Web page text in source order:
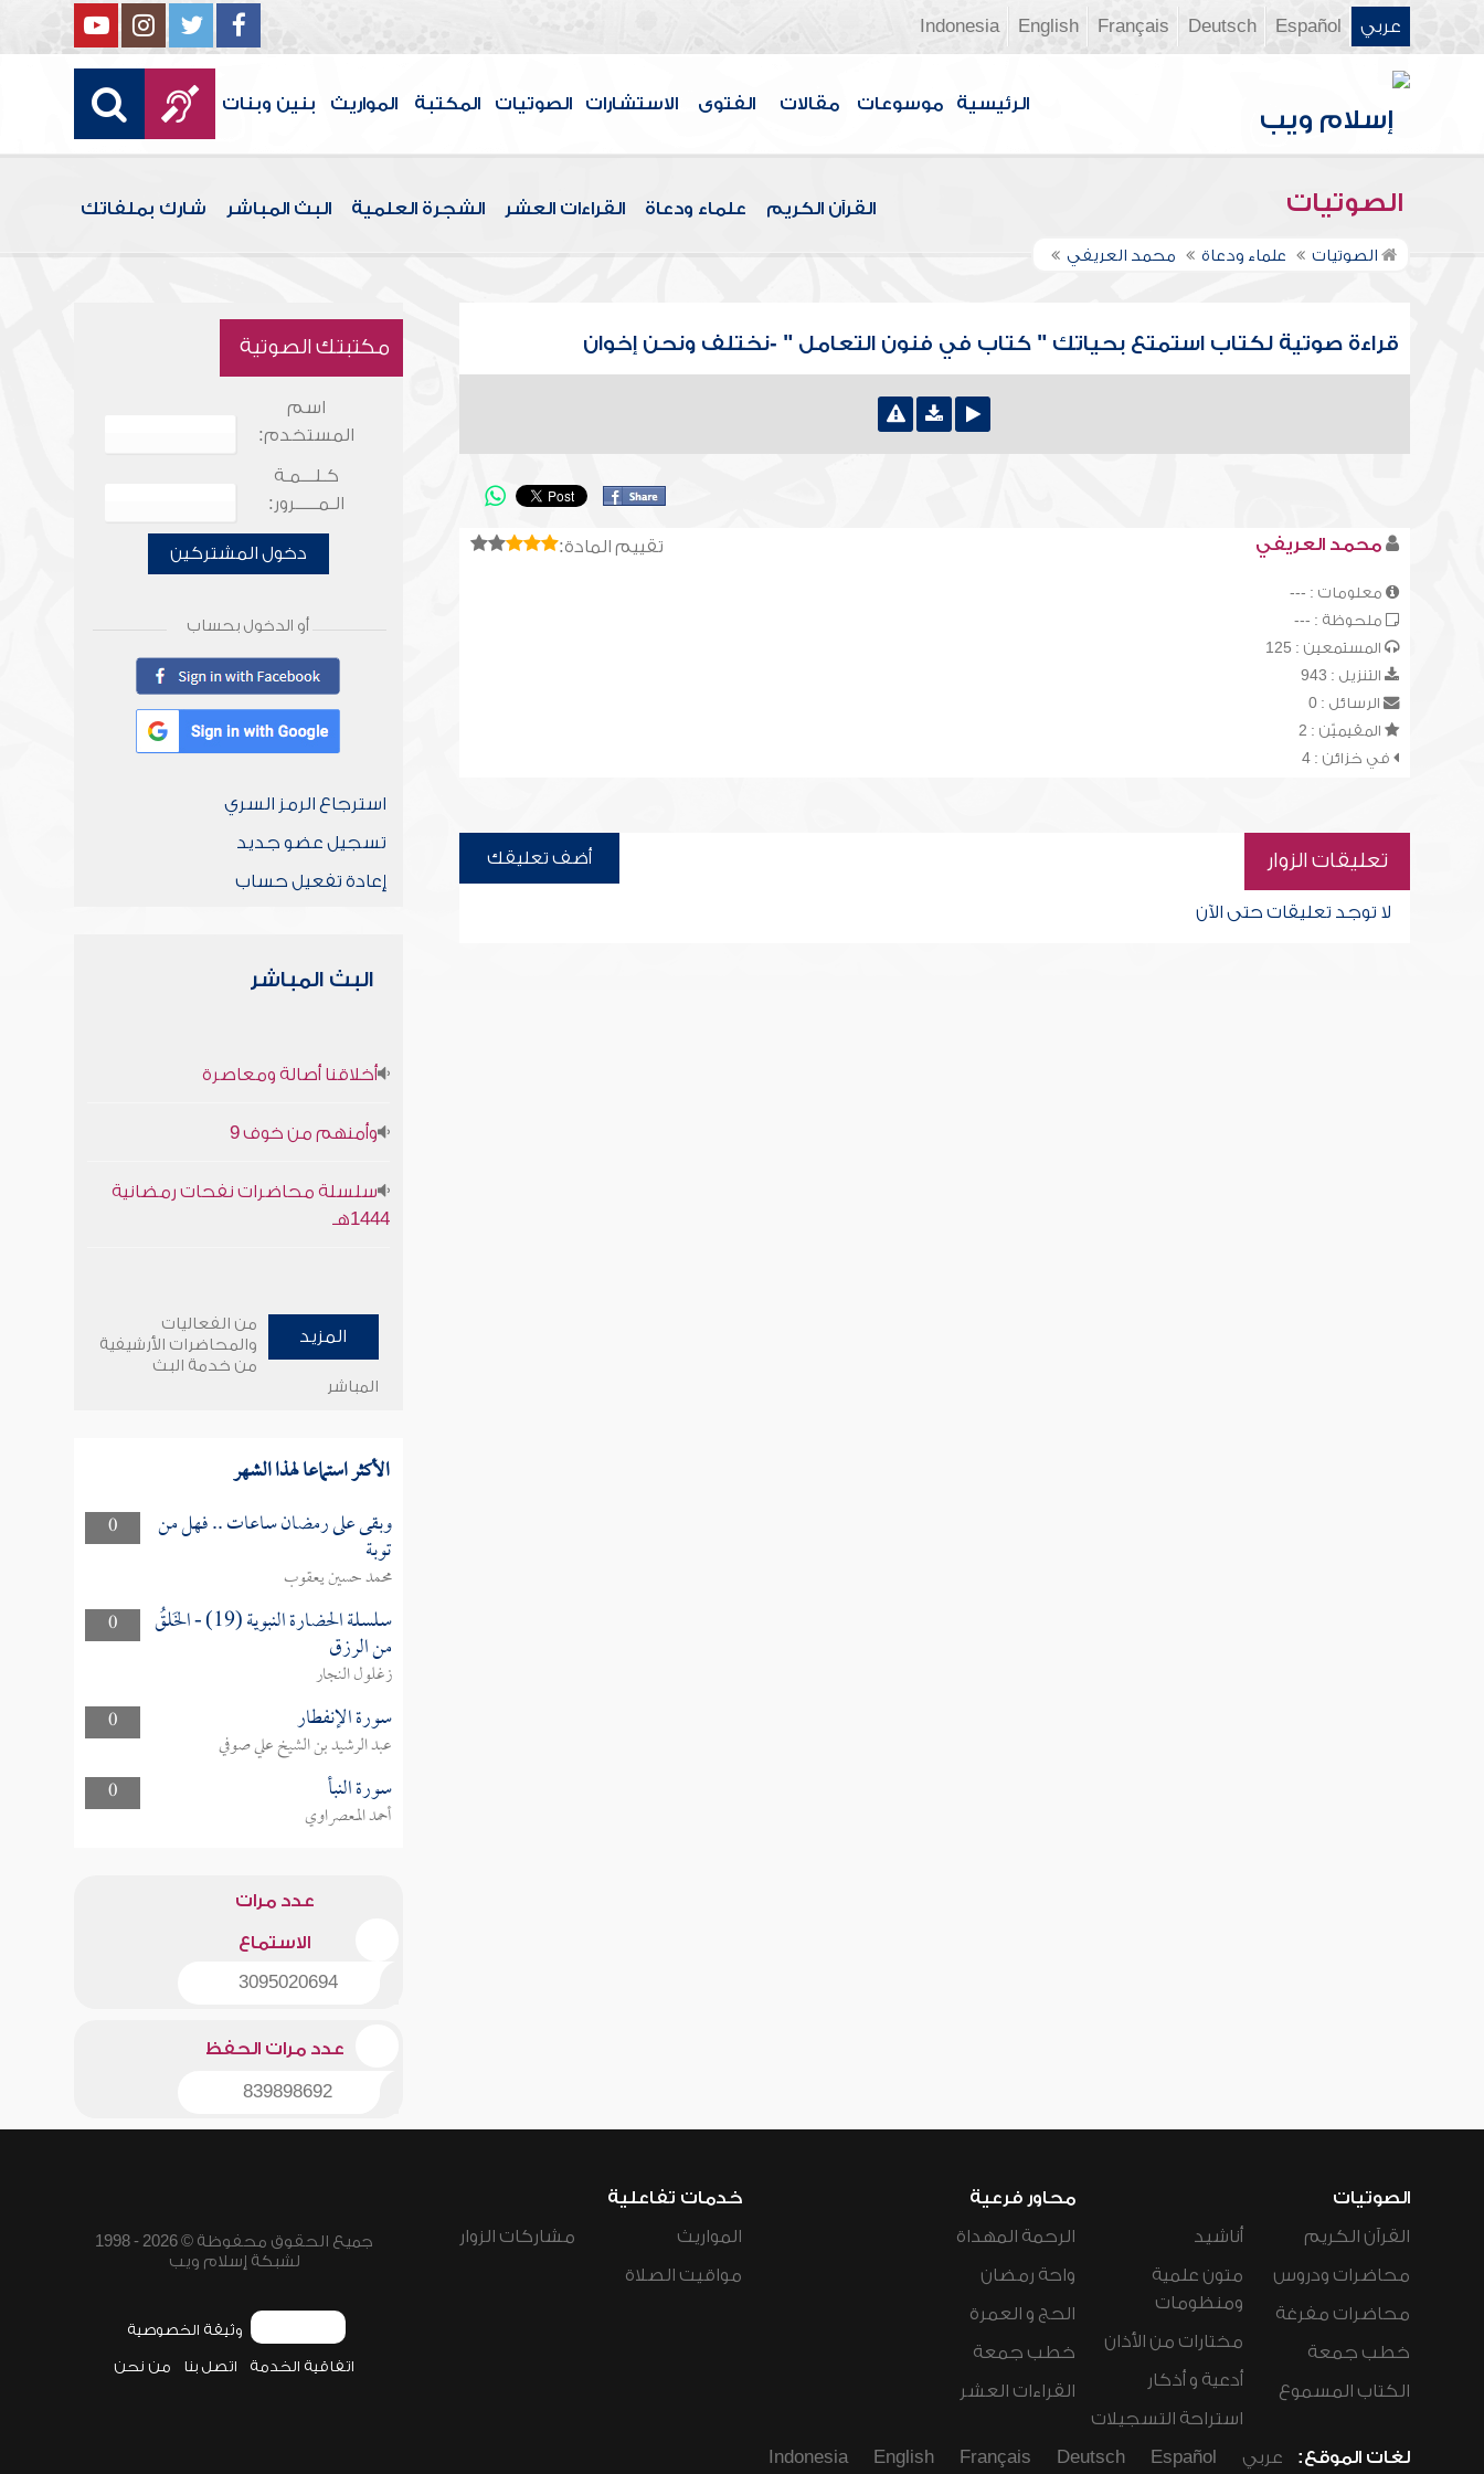
عربي Español
Deutsch
Français
English
Indonesia
الرئيسية موسوعات مقالات الفتوى الاستشارات الصوتيات المكتبة المواريث بنين وبنات
الصوتيات القرآن الكريم علماء ودعاة القراءات العشر الشجرة العلمية البث المباشر شارك بملفاتك
الصوتيات علماء ودعاة محمد العريفي
قراءة صوتية لكتاب استمتع بحياتك " كتاب في فنون التعامل " -نختلف ونحن إخوان
تقييم المادة: محمد العريفي
معلومات : ---
ملحوظة : ---
المستمعين : 125
التنزيل : 943
الرسائل : 0
المقيميّن : 2
في خزائن : 4
تعليقات الزوار أضف تعليقك
لا توجد تعليقات حتى الآن
مكتبتك الصوتية
اسم
المستخدم:
كـلـــمـة
الـمـــــرور:
دخول المشتركين
أو الدخول بحساب
استرجاع الرمز السري
تسجيل عضو جديد
إعادة تفعيل حساب
البث المباشر
أخلاقنا أصالة ومعاصرة
وأمنهم من خوف 9
سلسلة محاضرات نفحات رمضانية
1444هـ
المزيد
من الفعاليات
والمحاضرات الأرشيفية
من خدمة البث
المباشر
الأكثر استماعا لهذا الشهر
0 وبقى على رمضان ساعات .. فهل من
توبة
محمد حسين يعقوب
0
سلسلة الحضارة النبوية (19) - الخَلقُ
من الرزق
زغلول النجار
0
سورة الإنفطار
عبد الرشيد بن الشيخ علي صوفي
0
سورة النبأ
أحمد المعصراوي
عدد مرات
الاستماع
3095020694
عدد مرات الحفظ
839898692
الصوتيات
القرآن الكريم
محاضرات ودروس
محاضرات مفرغة
خطب جمعة
الكتاب المسموع
أناشيد
متون علمية
ومنظومات
مختارات من الأذان
أدعية و أذكار
استراحة التسجيلات
محاور فرعية
الرحمة المهداة
واحة رمضان
الحج و العمرة
خطب جمعة
القراءات العشر
خدمات تفاعلية
المواريث
مواقيت الصلاة
مشاركات الزوار
جميع الحقوق محفوظة © 2026 - 1998
لشبكة إسلام ويب
وثيقة الخصوصية
اتفاقية الخدمة اتصل بنا من نحن
لغات الموقع: عربي Español
Deutsch
Français
English
Indonesia